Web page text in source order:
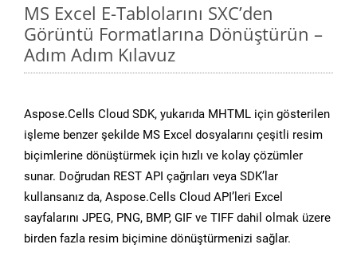
MS Excel E-Tablolarını SXC’den
Görüntü Formatlarına Dönüştürün –
Adım Adım Kılavuz
Aspose.Cells Cloud SDK, yukarıda MHTML için gösterilen
işleme benzer şekilde MS Excel dosyalarını çeşitli resim
biçimlerine dönüştürmek için hızlı ve kolay çözümler
sunar. Doğrudan REST API çağrıları veya SDK’lar
kullansanız da, Aspose.Cells Cloud API’leri Excel
sayfalarını JPEG, PNG, BMP, GIF ve TIFF dahil olmak üzere
birden fazla resim biçimine dönüştürmenizi sağlar.